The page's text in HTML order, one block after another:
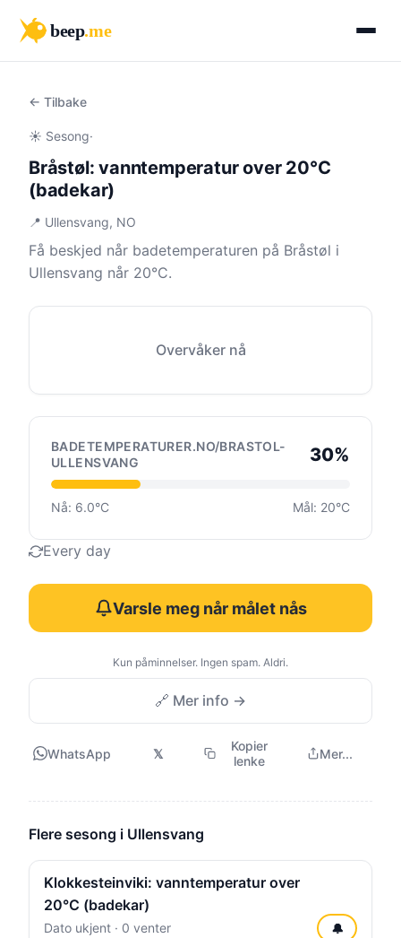
beep.me
← Tilbake
☀️ Sesong·
Bråstøl: vanntemperatur over 20°C
(badekar)
📍 Ullensvang, NO
Få beskjed når badetemperaturen på Bråstøl i
Ullensvang når 20°C.
Overvåker nå
BADETEMPERATURER.NO/BRASTOL-
ULLENSVANG
30%
Nå: 6.0°C Mål: 20°C
Every day
Varsle meg når målet nås
Kun påminnelser. Ingen spam. Aldri.
🔗 Mer info →
WhatsApp 𝕏
Kopier
lenke
Mer...
Flere sesong i Ullensvang
Klokkesteinviki: vanntemperatur over
20°C (badekar)
Dato ukjent · 0 venter 🔔